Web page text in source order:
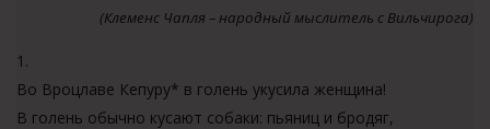
(Клеменс Чапля – народный мыслитель с Вильчирога)
1.
Во Вроцлаве Кепуру* в голень укусила женщина!
В голень обычно кусают собаки: пьяниц и бродяг,